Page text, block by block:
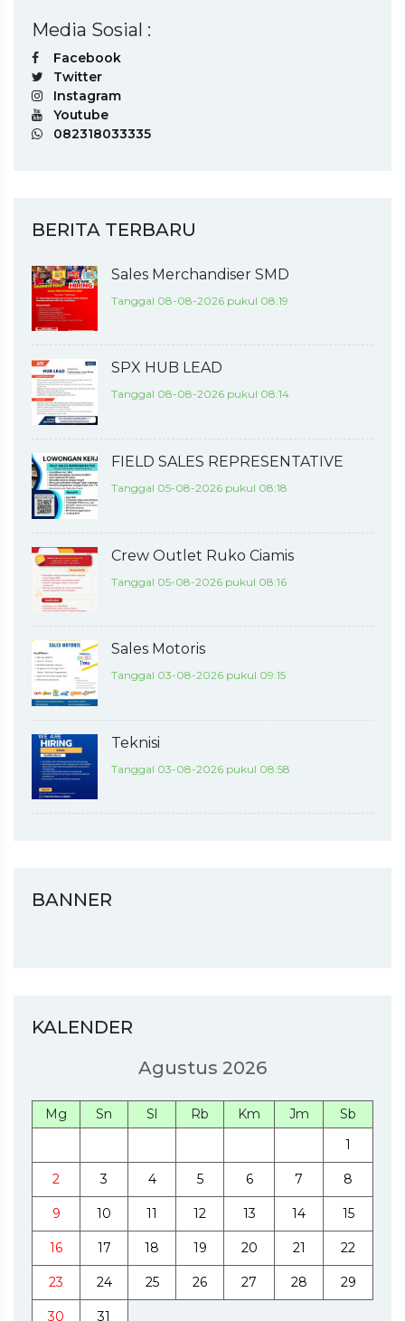
Media Sosial :
Facebook
Twitter
Instagram
Youtube
082318033335
BERITA TERBARU
Sales Merchandiser SMD
Tanggal 08-08-2026 pukul 08:19
SPX HUB LEAD
Tanggal 08-08-2026 pukul 08:14
FIELD SALES REPRESENTATIVE
Tanggal 05-08-2026 pukul 08:18
Crew Outlet Ruko Ciamis
Tanggal 05-08-2026 pukul 08:16
Sales Motoris
Tanggal 03-08-2026 pukul 09:15
Teknisi
Tanggal 03-08-2026 pukul 08:58
BANNER
KALENDER
Agustus 2026
Mg Sn Sl Rb Km Jm
Sb
1
2 3 4 5 6 7 8
9 10 11 12 13 14 15
16 17 18 19 20 21 22
23 24 25 26 27 28 29
30 31